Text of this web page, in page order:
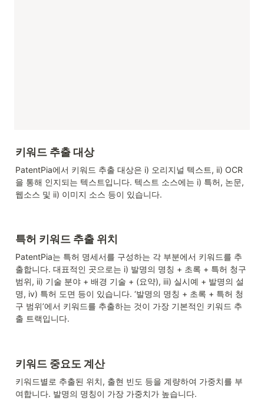
키워드 추출 대상
PatentPia에서 키워드 추출 대상은 i) 오리지널 텍스트, ii) OCR
을 통해 인지되는 텍스트입니다. 텍스트 소스에는 i) 특허, 논문,
웹소스 및 ii) 이미지 소스 등이 있습니다.
특허 키워드 추출 위치
PatentPia는 특허 명세서를 구성하는 각 부분에서 키워드를 추
출합니다. 대표적인 곳으로는 i) 발명의 명칭 + 초록 + 특허 청구
범위, ii) 기술 분야 + 배경 기술 + (요약), iii) 실시예 + 발명의 설
명, iv) 특허 도면 등이 있습니다. ‘발명의 명칭 + 초록 + 특허 청
구 범위’에서 키워드를 추출하는 것이 가장 기본적인 키워드 추
출 트랙입니다.
키워드 중요도 계산
키워드별로 추출된 위치, 출현 빈도 등을 계량하여 가중치를 부
여합니다. 발명의 명칭이 가장 가중치가 높습니다.